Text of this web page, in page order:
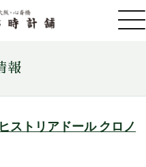
報
ストリアドール クロノ